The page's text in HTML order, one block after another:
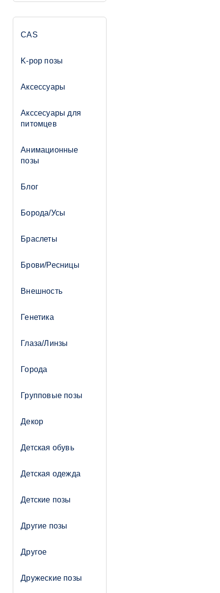
CAS
K-pop позы
Аксессуары
Акссесуары для
питомцев
Анимационные
позы
Блог
Борода/Усы
Браслеты
Брови/Ресницы
Внешность
Генетика
Глаза/Линзы
Города
Групповые позы
Декор
Детская обувь
Детская одежда
Детские позы
Другие позы
Другое
Дружеские позы